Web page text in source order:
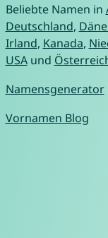
Beliebte Namen in
Deutschland,
Irland, Kanada,
USAund
Namensgenerator
Vornamen Blog